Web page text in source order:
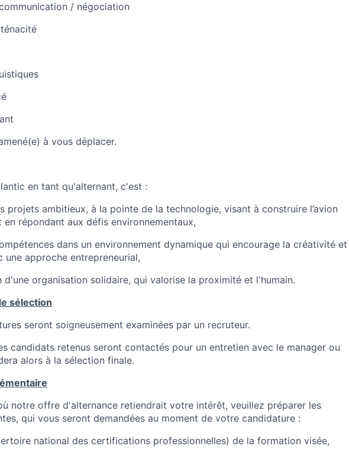
/ négociation
à vous déplacer.
en tant qu'alternant, c'est :
projets ambitieux, à la pointe de la technologie, visant à construire l’avion
répondant aux défis environnementaux,
dans un environnement dynamique qui encourage la créativité et
une approche entrepreneurial,
d'une organisation solidaire, qui valorise la proximité et l'humain.
sélection
seront soigneusement examinées par un recruteur.
candidats retenus seront contactés pour un entretien avec le manager ou
alors à la sélection finale.
notre offre d'alternance retiendrait votre intérêt, veuillez préparer les
qui vous seront demandées au moment de votre candidature :
national des certifications professionnelles) de la formation visée,